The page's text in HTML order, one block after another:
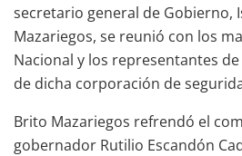
secretario general de Gobierno,
Mazariegos, se reunió con los
Nacional y los representantes
de dicha corporación de
Brito Mazariegos refrendó el
gobernador Rutilio Escandón